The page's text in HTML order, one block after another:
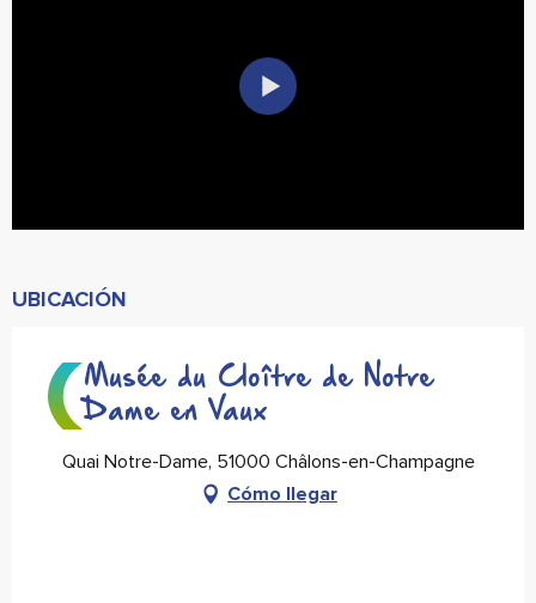
UBICACIÓN
Musée du Cloître de Notre
Dame en Vaux
Quai Notre-Dame, 51000 Châlons-en-Champagne
Cómo llegar